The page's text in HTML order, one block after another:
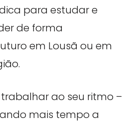
para estudar e
de forma
em Lousã ou em
ao seu ritmo –
mais tempo a